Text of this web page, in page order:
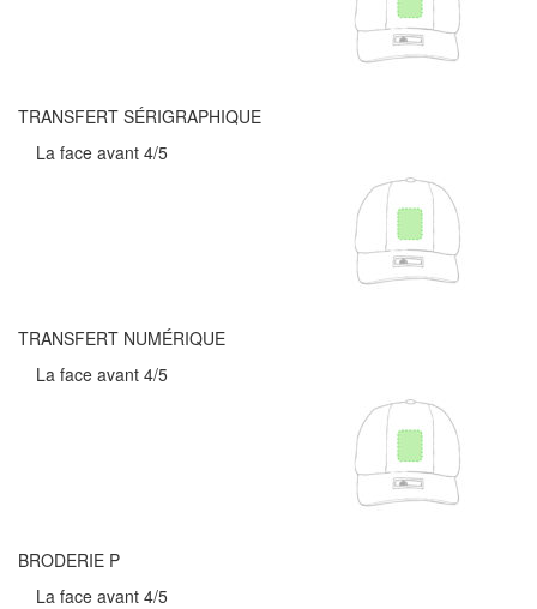
TRANSFERT SÉRIGRAPHIQUE
La face avant 4/5
TRANSFERT NUMÉRIQUE
La face avant 4/5
BRODERIE P
La face avant 4/5